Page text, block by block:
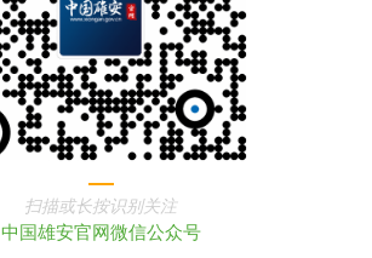
扫描或长按识别关注
中国雄安官网微信公众号